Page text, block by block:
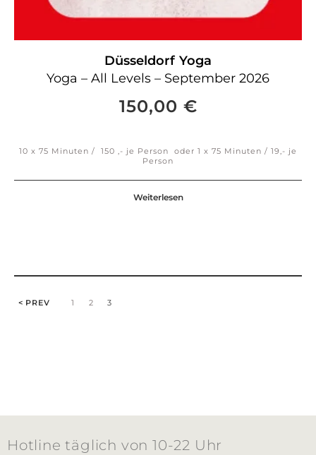
Düsseldorf Yoga
Yoga – All Levels – September 2026
150,00 €
10 x 75 Minuten / 150 ,- je Person oder 1 x 75 Minuten / 19,- je
Person
Weiterlesen
PREV 1 2 3
Hotline täglich von 10-22 Uhr